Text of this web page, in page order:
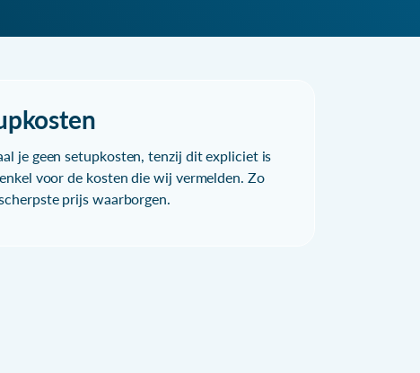
je geen setupkosten, tenzij dit expliciet is
voor de kosten die wij vermelden. Zo
prijs waarborgen.